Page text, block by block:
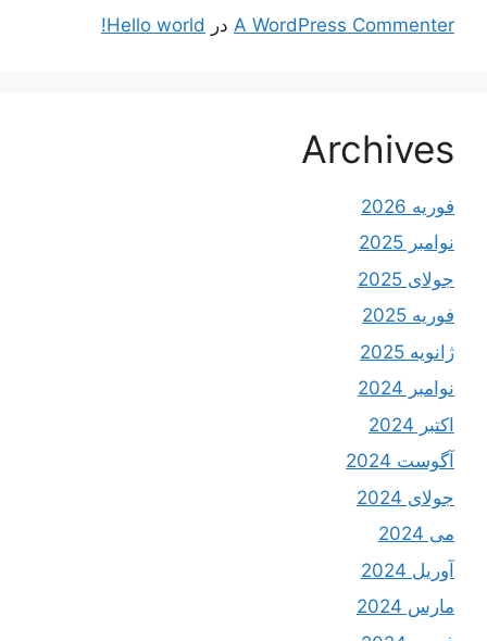
A WordPress Commenter در Hello world!
Archives
فوریه 2026
نوامبر 2025
جولای 2025
فوریه 2025
ژانویه 2025
نوامبر 2024
اکتبر 2024
آگوست 2024
جولای 2024
می 2024
آوریل 2024
مارس 2024